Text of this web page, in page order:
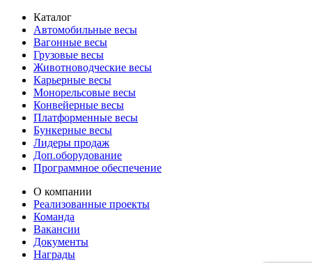
Каталог
Автомобильные весы
Вагонные весы
Грузовые весы
Животноводческие весы
Карьерные весы
Монорельсовые весы
Конвейерные весы
Платформенные весы
Бункерные весы
Лидеры продаж
Доп.оборудование
Программное обеспечение
О компании
Реализованные проекты
Команда
Вакансии
Документы
Награды